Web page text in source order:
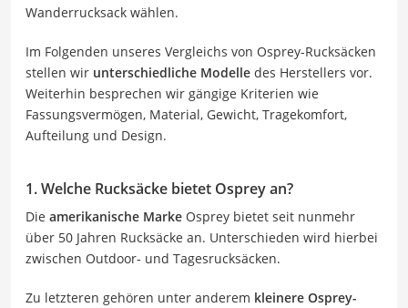
Wanderrucksack wählen.
Im Folgenden unseres Vergleichs von Osprey-Rucksäcken
stellen wir unterschiedliche Modelle des Herstellers vor.
Weiterhin besprechen wir gängige Kriterien wie
Fassungsvermögen, Material, Gewicht, Tragekomfort,
Aufteilung und Design.
1. Welche Rucksäcke bietet Osprey an?
Die amerikanische Marke Osprey bietet seit nunmehr
über 50 Jahren Rucksäcke an. Unterschieden wird hierbei
zwischen Outdoor- und Tagesrucksäcken.
Zu letzteren gehören unter anderem kleinere Osprey-